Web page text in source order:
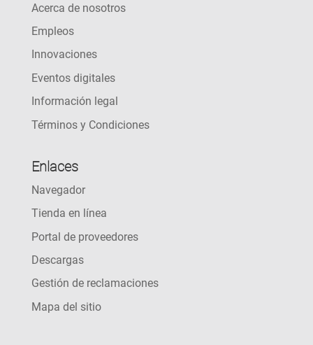
Acerca de nosotros
Empleos
Innovaciones
Eventos digitales
Información legal
Términos y Condiciones
Enlaces
Navegador
Tienda en línea
Portal de proveedores
Descargas
Gestión de reclamaciones
Mapa del sitio